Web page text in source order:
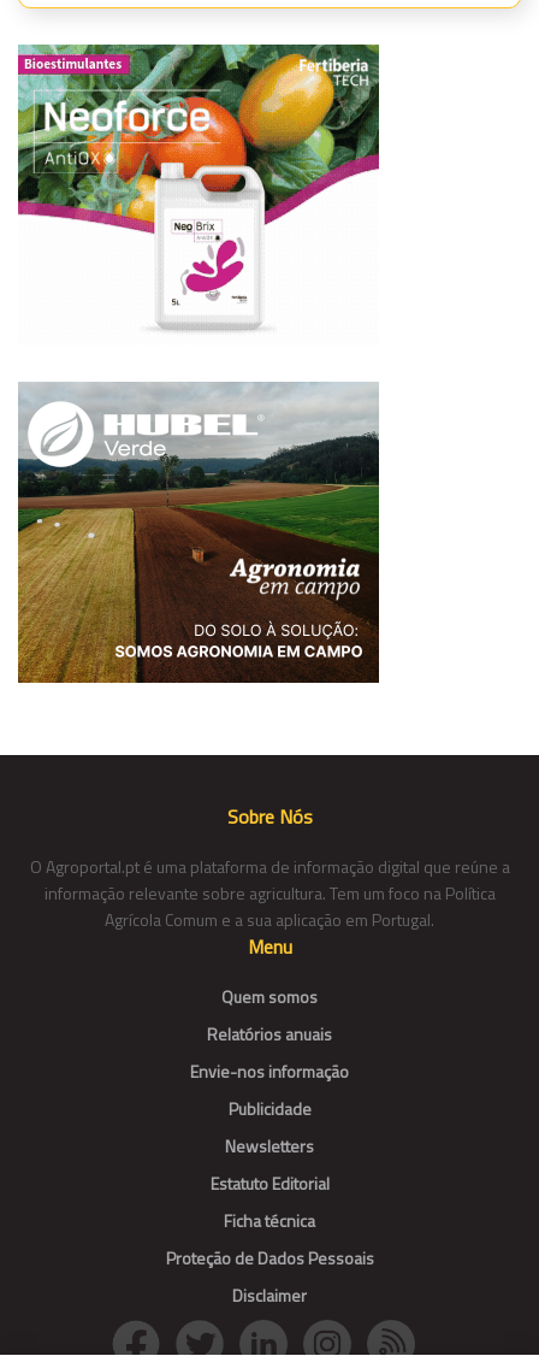
Sobre Nós
O Agroportal.pt é uma plataforma de informação digital que reúne a
informação relevante sobre agricultura. Tem um foco na Política
Agrícola Comum e a sua aplicação em Portugal.
Menu
Quem somos
Relatórios anuais
Envie-nos informação
Publicidade
Newsletters
Estatuto Editorial
Ficha técnica
Proteção de Dados Pessoais
Disclaimer